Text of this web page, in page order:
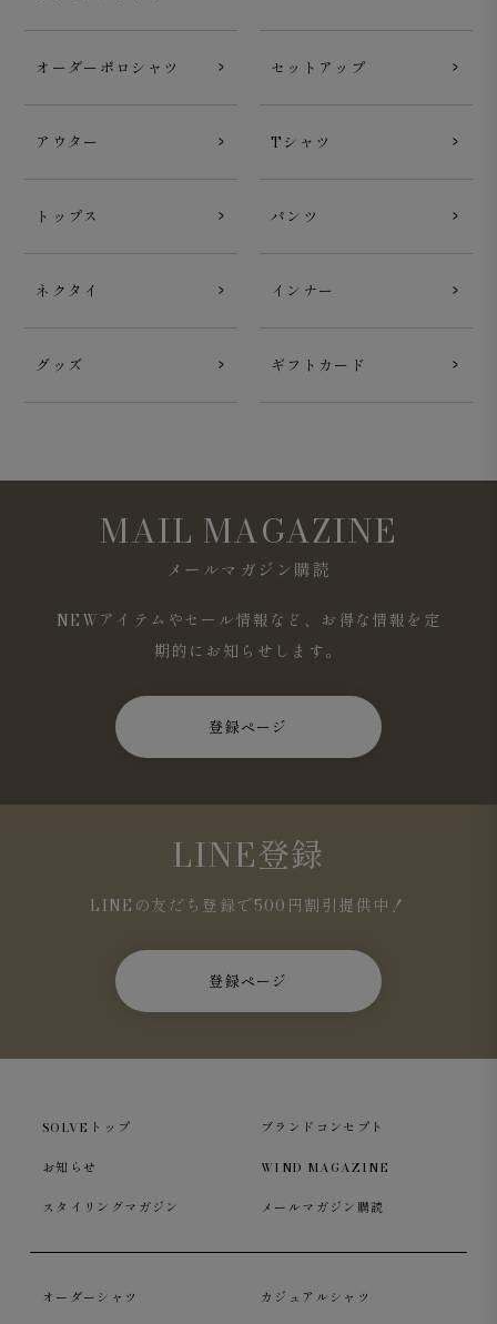
オーダーポロシャツ セットアップ
アウター Tシャツ
トップス パンツ
ネクタイ インナー
グッズ ギフトカード
MAIL MAGAZINE
メールマガジン購読
NEWアイテムやセール情報など、お得な情報を定
期的にお知らせします。
登録ページ
LINE登録
LINEの友だち登録で500円割引提供中！
登録ページ
SOLVEトップ ブランドコンセプト
お知らせ WIND MAGAZINE
スタイリングマガジン メールマガジン購読
オーダーシャツ カジュアルシャツ